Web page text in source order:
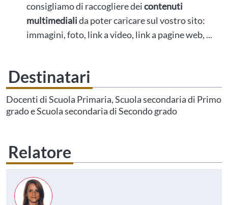
consigliamo di raccogliere deicontenuti
multimedialida poter caricare sul vostro sito:
immagini, foto, link a video, link a pagine web, ...
Destinatari
Docenti di Scuola Primaria, Scuola secondaria di Primo
grado e Scuola secondaria di Secondo grado
Relatore